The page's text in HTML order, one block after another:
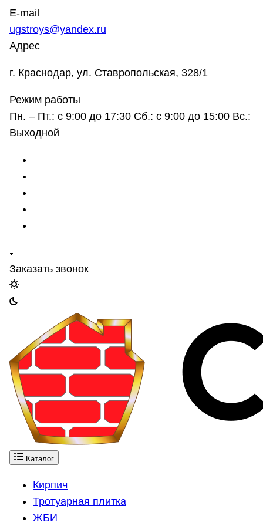
E-mail
ugstroys@yandex.ru
Адрес
г. Краснодар, ул. Ставропольская, 328/1
Режим работы
Пн. – Пт.: с 9:00 до 17:30 Сб.: с 9:00 до 15:00 Вс.:
Выходной
Заказать звонок
Каталог
Кирпич
Тротуарная плитка
ЖБИ